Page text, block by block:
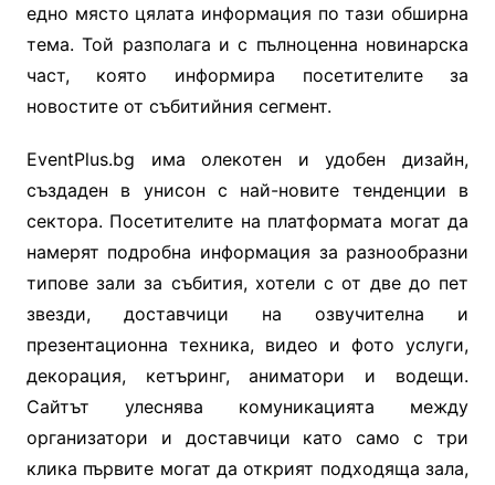
едно място цялата информация по тази обширна
тема. Той разполага и с пълноценна новинарска
част, която информира посетителите за
новостите от събитийния сегмент.
EventPlus.bg има олекотен и удобен дизайн,
създаден в унисон с най-новите тенденции в
сектора. Посетителите на платформата могат да
намерят подробна информация за разнообразни
типове зали за събития, хотели с от две до пет
звезди, доставчици на озвучителна и
презентационна техника, видео и фото услуги,
декорация, кетъринг, аниматори и водещи.
Сайтът улеснява комуникацията между
организатори и доставчици като само с три
клика първите могат да открият подходяща зала,